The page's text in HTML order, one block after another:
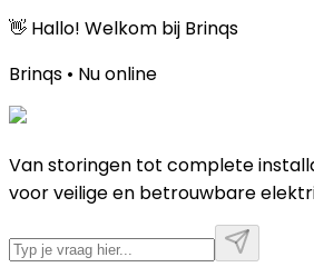
👋 Hallo! Welkom bij Brinqs
Brinqs • Nu online
Van storingen tot complete
voor veilige en betrouwbare